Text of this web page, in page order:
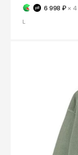
6 998 ₽ × 4
L